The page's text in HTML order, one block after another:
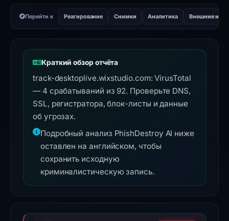
Перейти к Реагирование Снимки Аналитика Внешние
Краткий обзор отчёта
track-desktoplive.wixstudio.com: VirusTotal
— 4 срабатываний из 92. Проверьте DNS,
SSL, регистратора, блок-листы и данные
об угрозах.
Подробный анализ PhishDestroy AI ниже
оставлен на английском, чтобы
сохранить исходную
криминалистическую запись.